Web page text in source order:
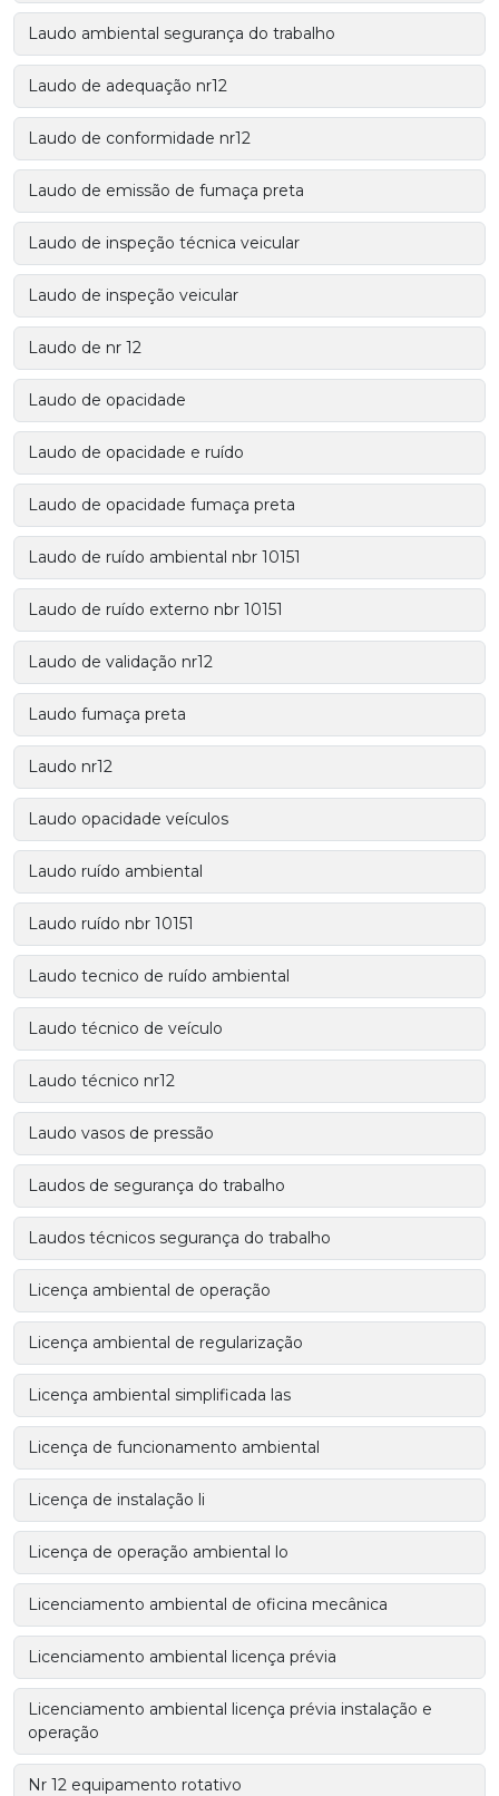
Laudo ambiental segurança do trabalho
Laudo de adequação nr12
Laudo de conformidade nr12
Laudo de emissão de fumaça preta
Laudo de inspeção técnica veicular
Laudo de inspeção veicular
Laudo de nr 12
Laudo de opacidade
Laudo de opacidade e ruído
Laudo de opacidade fumaça preta
Laudo de ruído ambiental nbr 10151
Laudo de ruído externo nbr 10151
Laudo de validação nr12
Laudo fumaça preta
Laudo nr12
Laudo opacidade veículos
Laudo ruído ambiental
Laudo ruído nbr 10151
Laudo tecnico de ruído ambiental
Laudo técnico de veículo
Laudo técnico nr12
Laudo vasos de pressão
Laudos de segurança do trabalho
Laudos técnicos segurança do trabalho
Licença ambiental de operação
Licença ambiental de regularização
Licença ambiental simplificada las
Licença de funcionamento ambiental
Licença de instalação li
Licença de operação ambiental lo
Licenciamento ambiental de oficina mecânica
Licenciamento ambiental licença prévia
Licenciamento ambiental licença prévia instalação e
operação
Nr 12 equipamento rotativo